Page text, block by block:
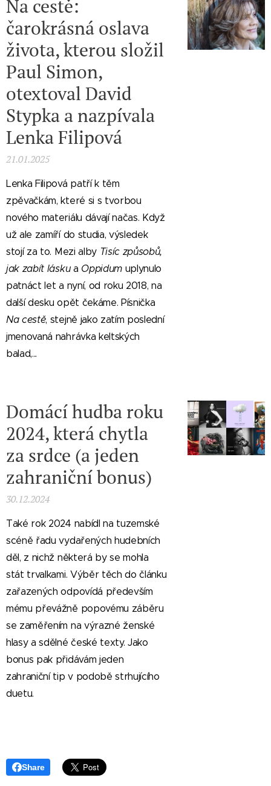
Na cestě:
čarokrásná oslava
života, kterou složil
Paul Simon,
otextoval David
Stypka a nazpívala
Lenka Filipová
21.01.2025
Lenka Filipová patří k těm
zpěvačkám, které si s tvorbou
nového materiálu dávají načas. Když
už ale zamíří do studia, výsledek
stojí za to. Mezi alby Tisíc způsobů,
jak zabít láskua Oppidum uplynulo
patnáct let a nyní, od roku 2018, na
další desku opět čekáme. Písnička
Na cestě, stejně jako zatím poslední
jmenovaná nahrávka keltských
balad,...
Domácí hudba roku
2024, která chytla
za srdce (a jeden
zahraniční bonus)
30.12.2024
Také rok 2024 nabídl na tuzemské
scéně řadu vydařených hudebních
děl, z nichž některá by se mohla
stát trvalkami. Výběr těch do článku
zařazených odpovídá především
mému převážně popovému záběru
se zaměřením na výrazné ženské
hlasy a sdělné české texty. Jako
bonus pak přidávám jeden
zahraniční tip v podobě strhujícího
duetu.
Share